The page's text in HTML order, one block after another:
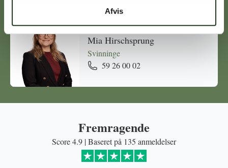
Afvis
Mia Hirschsprung
Svinninge
59 26 00 02
Fremragende
Score 4.9 | Baseret på 135 anmeldelser